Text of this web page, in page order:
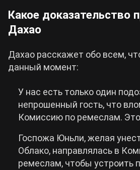
Какое доказательство
Дахао
Дахао расскажет обо всем,
данный момент:
У нас есть только один
непрошенный гость, что
Комиссию по ремеслам.
Госпожа Юньли, желая
Облако, направлялась в
ремеслам, чтобы устроить